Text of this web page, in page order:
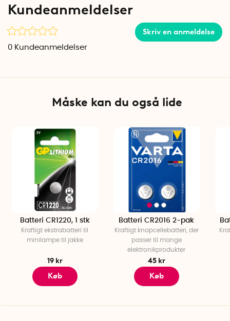
Kundeanmeldelser
Skriv en anmeldelse
0 Kundeanmeldelser
Måske kan du også lide
Batteri CR1220, 1 stk
Kraftigt ekstrabatteri til
minilampe til jakke
19 kr
Køb
Batteri CR2016 2-pak
Kraftigt knapcellebatteri, der
passer til mange
elektronikprodukter
45 kr
Køb